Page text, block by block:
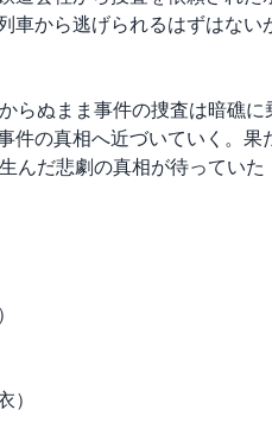
車から逃げられるはずはない
らぬまま事件の捜査は暗礁に
件の真相へ近づいていく。果
んだ悲劇の真相が待っていた
）